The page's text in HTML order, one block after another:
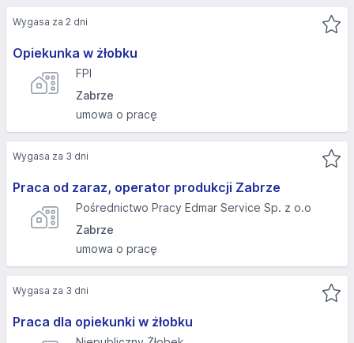
Opiekunka w żłobku
FPI
Zabrze
umowa o pracę
Wygasa za 2 dni
Praca od zaraz, operator produkcji Zabrze
Pośrednictwo Pracy Edmar Service Sp. z o.o
Zabrze
umowa o pracę
Wygasa za 3 dni
Praca dla opiekunki w żłobku
Wygasa za 3 dni